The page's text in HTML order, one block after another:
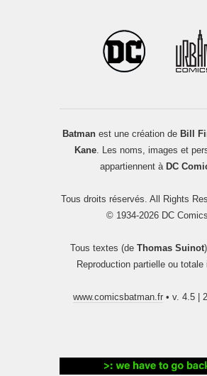
Batmanest une création de Bill
Kane. Les noms, images et
appartiennent à DC
Tous droits réservés. All Rights
© 1934-2026 DC
Tous textes (de Thomas Suinot
Reproduction partielle ou totale
www.comicsbatman.fr • v. 4.5 |